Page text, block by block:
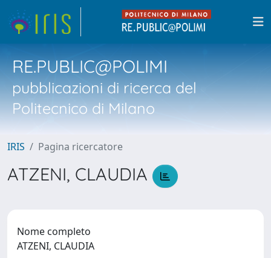
RE.PUBLIC@POLIMI
pubblicazioni di ricerca del
Politecnico di Milano
IRIS Pagina ricercatore
ATZENI, CLAUDIA
Nome completo
ATZENI, CLAUDIA